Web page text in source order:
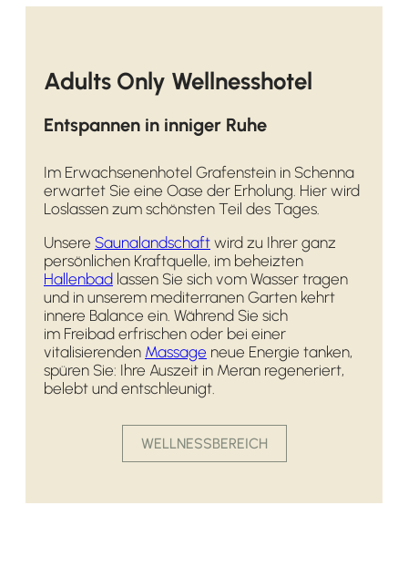
Adults Only Wellnesshotel
Entspannen in inniger Ruhe
Im Erwachsenenhotel Grafenstein in Schenna
erwartet Sie eine Oase der Erholung. Hier wird
Loslassen zum schönsten Teil des Tages.
Unsere Saunalandschaft wird zu Ihrer ganz
persönlichen Kraftquelle, im beheizten
Hallenbad lassen Sie sich vom Wasser tragen
und in unserem mediterranen Garten kehrt
innere Balance ein. Während Sie sich
im Freibad erfrischen oder bei einer
vitalisierenden Massage neue Energie tanken,
spüren Sie: Ihre Auszeit in Meran regeneriert,
belebt und entschleunigt.
WELLNESSBEREICH